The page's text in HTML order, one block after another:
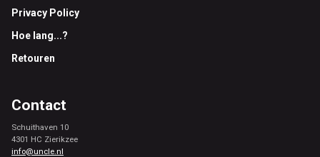
Privacy Policy
Hoe lang...?
Retouren
Contact
Schuithaven 10
4301 HC Zierikzee
info@uncle.nl